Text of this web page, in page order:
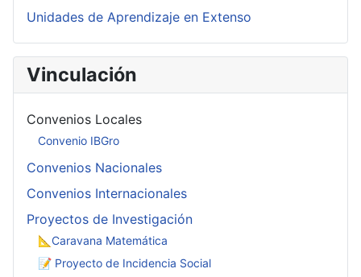
Unidades de Aprendizaje en Extenso
Vinculación
Convenios Locales
Convenio IBGro
Convenios Nacionales
Convenios Internacionales
Proyectos de Investigación
📐Caravana Matemática
📝 Proyecto de Incidencia Social